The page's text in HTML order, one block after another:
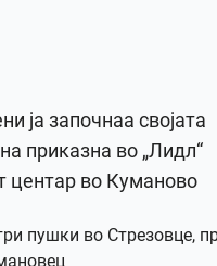
ја започнаа својата
приказна во „Лидл“
центар во Куманово